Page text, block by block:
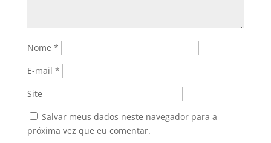
Nome *
E-mail *
Site
Salvar meus dados neste navegador para a
próxima vez que eu comentar.